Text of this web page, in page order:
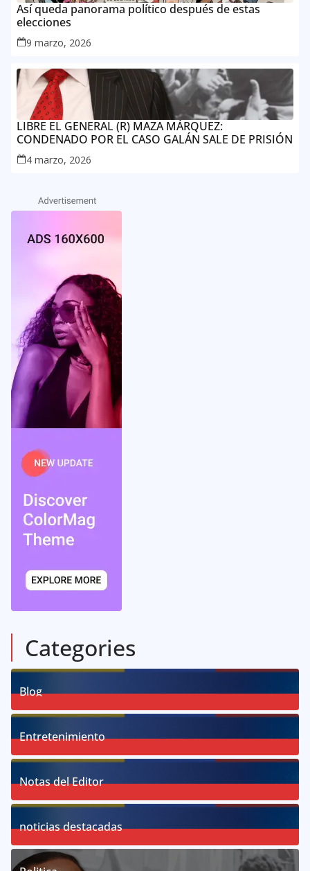
Así queda panorama político después de estas
elecciones
9 marzo, 2026
LIBRE EL GENERAL (R) MAZA MÁRQUEZ:
CONDENADO POR EL CASO GALÁN SALE DE PRISIÓN
4 marzo, 2026
Categories
Blog
Posts
Entretenimiento
Posts
Notas del Editor
Posts
noticias destacadas